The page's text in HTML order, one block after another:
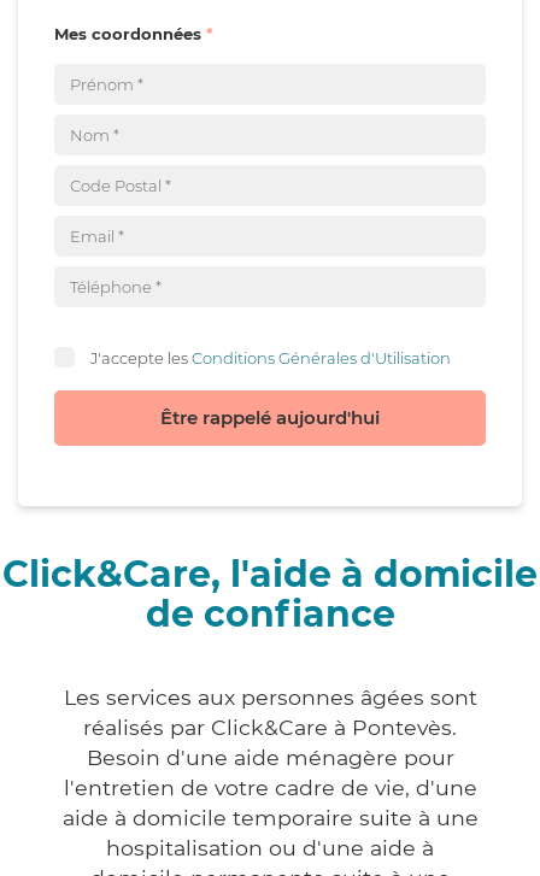
Mes coordonnées
J'accepte lesConditions Générales d'Utilisation
Être rappelé aujourd'hui
Click&Care, l'aide à domicile
de confiance
Les services aux personnes âgées sont
réalisés par Click&Care à Pontevès.
Besoin d'une aide ménagère pour
l'entretien de votre cadre de vie, d'une
aide à domicile temporaire suite à une
hospitalisation ou d'une aide à